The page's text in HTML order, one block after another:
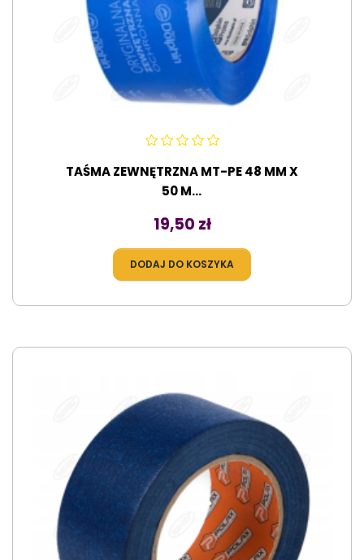
TAŚMA ZEWNĘTRZNA MT-PE 48 MM X
50 M...
Cena
19,50 zł
DODAJ DO KOSZYKA